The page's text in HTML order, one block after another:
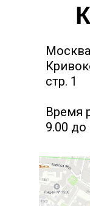
стр. 1
Время
9.00 до